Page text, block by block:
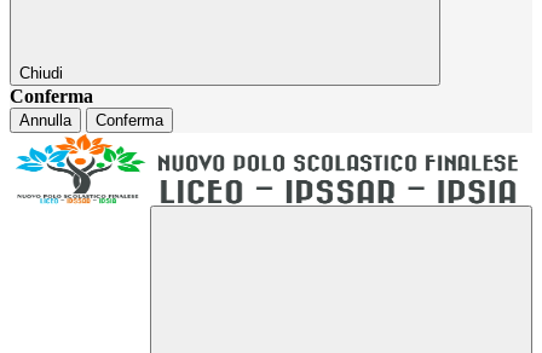
Chiudi
Conferma
Annulla Conferma